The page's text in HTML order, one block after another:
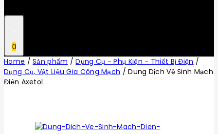
0
Home / Sản phẩm / Dụng Cụ - Phụ Kiện - Thiết Bị Điện /
Dụng Cụ, Vật Liệu Gia Công Mạch / Dung Dịch Vệ Sinh Mạch
Điện Axetol